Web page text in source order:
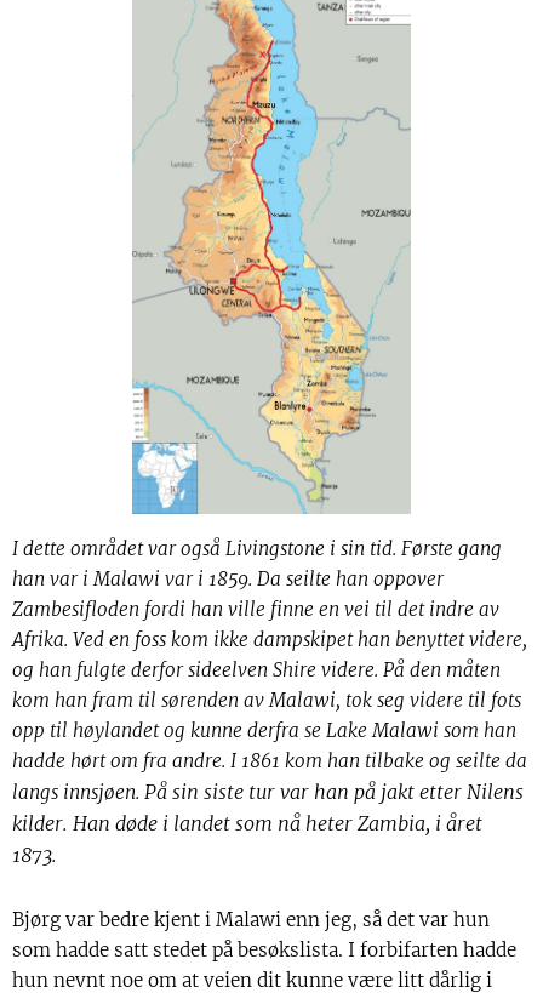
I dette området var også Livingstone i sin tid. Første gang
han var i Malawi var i 1859. Da seilte han oppover
Zambesifloden fordi han ville finne en vei til det indre av
Afrika. Ved en foss kom ikke dampskipet han benyttet videre,
og han fulgte derfor sideelven Shire videre. På den måten
kom han fram til sørenden av Malawi, tok seg videre til fots
opp til høylandet og kunne derfra se Lake Malawi som han
hadde hørt om fra andre. I 1861 kom han tilbake og seilte da
langs innsjøen. På sin siste tur var han på jakt etter Nilens
kilder. Han døde i landet som nå heter Zambia, i året
1873.
Bjørg var bedre kjent i Malawi enn jeg, så det var hun
som hadde satt stedet på besøkslista. I forbifarten hadde
hun nevnt noe om at veien dit kunne være litt dårlig i